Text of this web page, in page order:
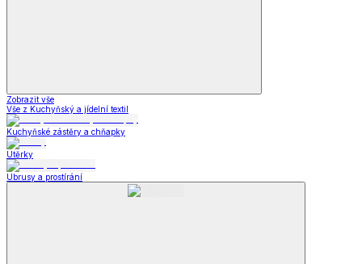
Zobrazit vše
Vše z Kuchyňský a jídelní textil
Kuchyňské zástěry a chňapky
Utěrky
Ubrusy a prostírání